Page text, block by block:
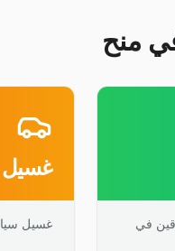
منح
في
غسيل
غسيل